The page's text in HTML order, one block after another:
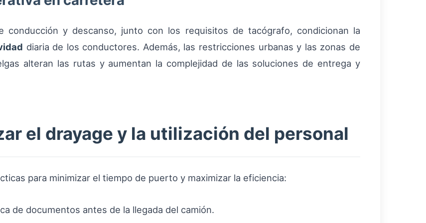
conducción y descanso, junto con los requisitos de tacógrafo, condicionan la
diaria de los conductores. Además, las restricciones urbanas y las zonas de
alteran las rutas y aumentan la complejidad de las soluciones de entrega y
el drayage y la utilización del personal
para minimizar el tiempo de puerto y maximizar la eficiencia:
de documentos antes de la llegada del camión.